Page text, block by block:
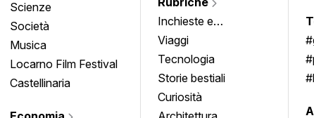
Scienze
Società
Musica
Locarno Film Festival
Castellinaria
Inchieste e
approfondimenti
Viaggi
Tecnologia
Storie bestiali
Curiosità